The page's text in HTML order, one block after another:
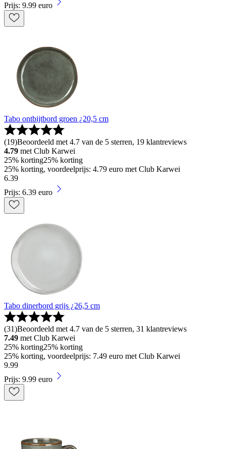
Prijs: 9.99 euro
Tabo ontbijtbord groen ¿20,5 cm
(19)Beoordeeld met 4.7 van de 5 sterren, 19 klantreviews
4.79 met Club Karwei
25% korting25% korting
25% korting, voordeelprijs: 4.79 euro met Club Karwei
6.39
Prijs: 6.39 euro
Tabo dinerbord grijs ¿26,5 cm
(31)Beoordeeld met 4.7 van de 5 sterren, 31 klantreviews
7.49 met Club Karwei
25% korting25% korting
25% korting, voordeelprijs: 7.49 euro met Club Karwei
9.99
Prijs: 9.99 euro